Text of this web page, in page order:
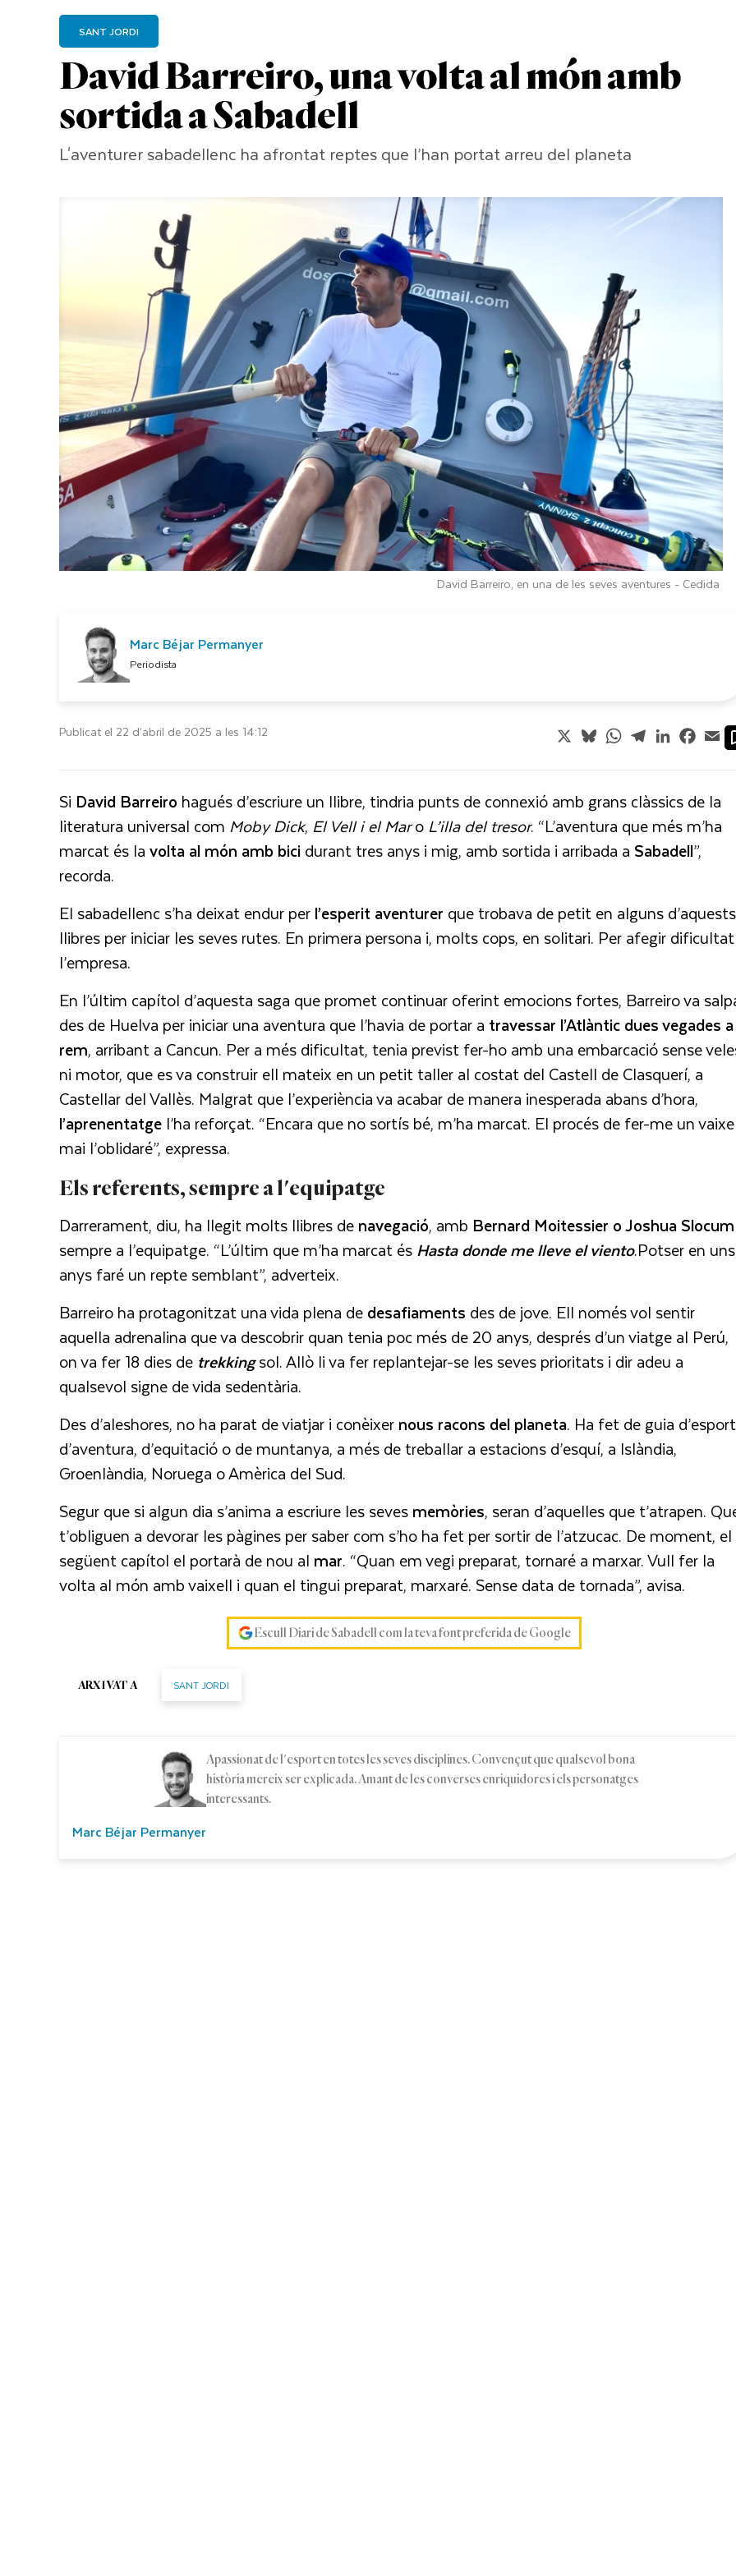
David Barreiro, una volta al món amb
sortida a Sabadell
SANT JORDI
L'aventurer sabadellenc ha afrontat reptes que l’han portat arreu del planeta
David Barreiro, en una de les seves aventures - Cedida
Marc Béjar Permanyer
Periodista
Publicat el 22 d’abril de 2025 a les 14:12 X BlueskyWhatsApp
TelegramLinkedIn
Si David Barreiro hagués d’escriure un llibre, tindria punts de connexió amb grans clàssics de la
literatura universal com Moby Dick, El Vell i el Maro L’illa del tresor. “L’aventura que més m’ha
marcat és lavolta al món amb bicidurant tres anys i mig, amb sortida i arribada a Sabadell”,
recorda.
El sabadellenc s’ha deixat endur perl’esperitaventurer que trobava de petit en alguns d’aquests
llibres per iniciar les seves rutes. En primera persona i, molts cops, en solitari. Per afegir
l’empresa.
En l’últim capítol d’aquesta saga que promet continuar oferint emocions fortes, Barreiro va
des de Huelva per iniciar una aventura que l’havia de portar a travessar l’Atlàntic dues vegades a
rem, arribant a Cancun. Per a més dificultat, tenia previst fer-ho amb una embarcació sense
ni motor, que es va construir ell mateix en un petit taller al costat del Castell de Clasquerí, a
Castellar del Vallès. Malgrat que l’experiència va acabar de manera inesperada abans d’hora,
l’aprenentatge l’ha reforçat. “Encara que no sortís bé, m’ha marcat. El procés de fer-me un
mai l’oblidaré”, expressa.
Els referents, sempre a l'equipatge
Darrerament, diu, ha llegit molts llibres denavegació, amb Bernard Moitessier o Joshua Slocum
sempre a l’equipatge. “L’últim que m’ha marcat ésHasta donde me lleve el viento.Potser en uns
anys faré un repte semblant”, adverteix.
Barreiro ha protagonitzat una vida plena dedesafiaments des de jove. Ell només vol sentir
aquella adrenalina que va descobrir quan tenia poc més de 20 anys, després d’un viatge al Perú,
on va fer 18 dies de trekkingsol. Allò li va fer replantejar-se les seves prioritats i dir adeu a
qualsevol signe de vida sedentària.
Des d’aleshores, no ha parat de viatjar i conèixernous racons del planeta. Ha fet de guia
d’aventura, d’equitació o de muntanya, a més de treballar a estacions d’esquí, a Islàndia,
Groenlàndia, Noruega o Amèrica del Sud.
Segur que si algun dia s’anima a escriure les sevesmemòries, seran d’aquelles que t’atrapen.
t’obliguen a devorar les pàgines per saber com s’ho ha fet per sortir de l’atzucac. De moment, el
següent capítol el portarà de nou al mar. “Quan em vegi preparat, tornaré a marxar. Vull fer la
volta al món amb vaixell i quan el tingui preparat, marxaré. Sense data de tornada”, avisa.
Escull Diari de Sabadell com la teva font preferida de Google
ARXIVAT A SANT JORDI
Marc Béjar Permanyer
Apassionat de l'esport en totes les seves disciplines. Convençut que qualsevol bona
història mereix ser explicada. Amant de les converses enriquidores i els personatges
interessants.